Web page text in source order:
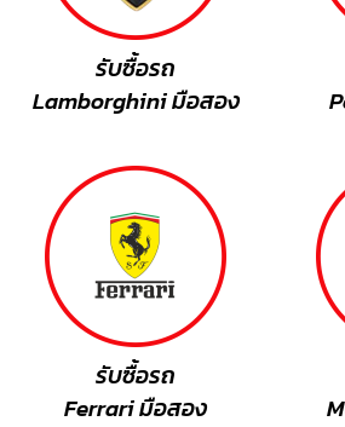
รับซื้อรถ
Lamborghini มือสอง
รับซื้อรถ
Ferrari มือสอง